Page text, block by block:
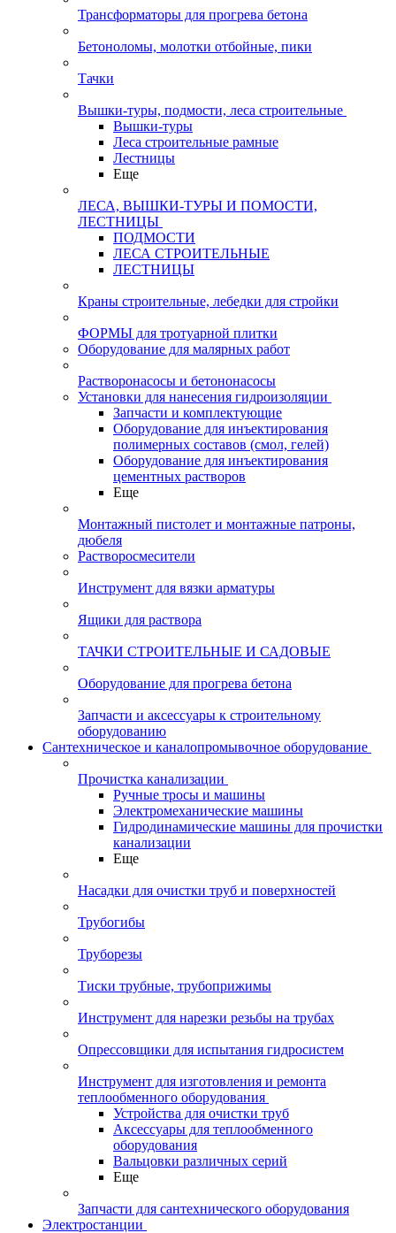
Трансформаторы для прогрева бетона
Бетоноломы, молотки отбойные, пики
Тачки
Вышки-туры, подмости, леса строительные
Вышки-туры
Леса строительные рамные
Лестницы
Еще
ЛЕСА, ВЫШКИ-ТУРЫ И ПОМОСТИ,
ЛЕСТНИЦЫ
ПОДМОСТИ
ЛЕСА СТРОИТЕЛЬНЫЕ
ЛЕСТНИЦЫ
Краны строительные, лебедки для стройки
ФОРМЫ для тротуарной плитки
Оборудование для малярных работ
Растворонасосы и бетононасосы
Установки для нанесения гидроизоляции
Запчасти и комплектующие
Оборудование для инъектирования
полимерных составов (смол, гелей)
Оборудование для инъектирования
цементных растворов
Еще
Монтажный пистолет и монтажные патроны,
дюбеля
Растворосмесители
Инструмент для вязки арматуры
Ящики для раствора
ТАЧКИ СТРОИТЕЛЬНЫЕ И САДОВЫЕ
Оборудование для прогрева бетона
Запчасти и аксессуары к строительному
оборудованию
Сантехническое и каналопромывочное оборудование
Прочистка канализации
Ручные тросы и машины
Электромеханические машины
Гидродинамические машины для прочистки
канализации
Еще
Насадки для очистки труб и поверхностей
Трубогибы
Труборезы
Тиски трубные, трубоприжимы
Инструмент для нарезки резьбы на трубах
Опрессовщики для испытания гидросистем
Инструмент для изготовления и ремонта
теплообменного оборудования
Устройства для очистки труб
Аксессуары для теплообменного
оборудования
Вальцовки различных серий
Еще
Запчасти для сантехнического оборудования
Электростанции